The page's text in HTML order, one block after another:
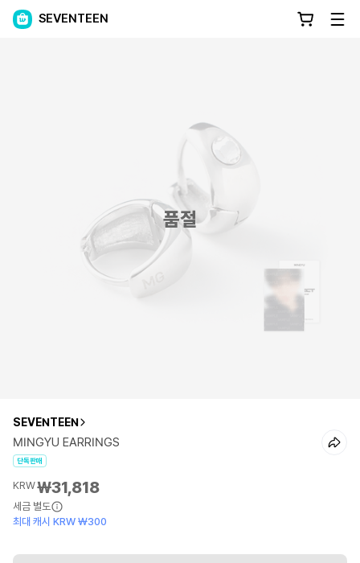
SEVENTEEN
품절
SEVENTEEN
MINGYU EARRINGS
단독판매
KRW₩31,818
세금 별도
최대 캐시 KRW ₩300